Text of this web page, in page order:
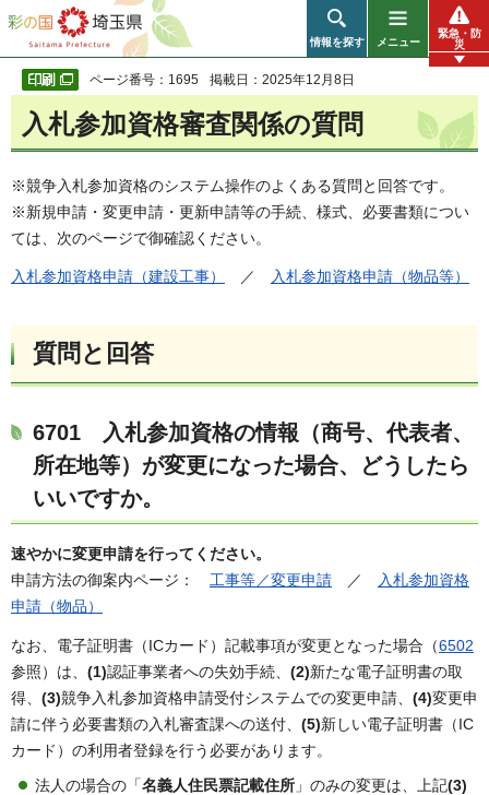
彩の国 埼玉県
情報を探す メニュー
緊急・防
災
ページ番号：1695 掲載日：2025年12月8日
入札参加資格審査関係の質問
※競争入札参加資格のシステム操作のよくある質問と回答です。
※新規申請・変更申請・更新申請等の手続、様式、必要書類につい
ては、次のページで御確認ください。
入札参加資格申請（建設工事） ／ 入札参加資格申請（物品等）
質問と回答
6701 入札参加資格の情報（商号、代表者、
所在地等）が変更になった場合、どうしたら
いいですか。
速やかに変更申請を行ってください。
申請方法の御案内ページ： 工事等／変更申請 ／
入札参加資格
申請（物品）
なお、電子証明書（ICカード）記載事項が変更となった場合（6502
参照）は、 (1)認証事業者への失効手続、 (2)新たな電子証明書の取
得、 (3)競争入札参加資格申請受付システムでの変更申請、 (4)変更申
請に伴う必要書類の入札審査課への送付、 (5)新しい電子証明書（IC
カード）の利用者登録を行う必要があります。
法人の場合の「名義人住民票記載住所 」のみの変更は、上記(3)